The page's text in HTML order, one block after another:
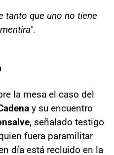
tanto que uno no tiene
".
la mesa el caso del
y su encuentro
, señalado testigo
fuera paramilitar
día está recluido en la